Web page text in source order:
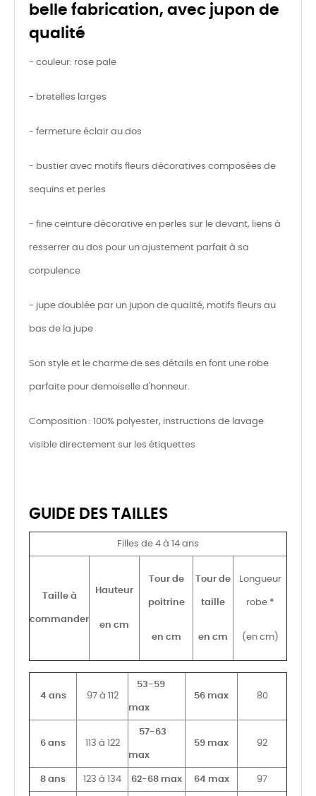
belle fabrication, avec jupon de
qualité
- couleur: rose pale
- bretelles larges
- fermeture éclair au dos
- bustier avec motifs fleurs décoratives composées de
sequins et perles
- fine ceinture décorative en perles sur le devant, liens à
resserrer au dos pour un ajustement parfait à sa
corpulence
- jupe doublée par un jupon de qualité, motifs fleurs au
bas de la jupe
Son style et le charme de ses détails en font une robe
parfaite pour demoiselle d'honneur.
Composition : 100% polyester, instructions de lavage
visible directement sur les étiquettes
GUIDE DES TAILLES
Filles de 4 à 14 ans
Taille à
commander
Hauteur
en cm
Tour de
poitrine
en cm
Tour de
taille
en cm
Longueur
robe *
(en cm)
4 ans 97 à 112
53-59
max
56 max 80
6 ans 113 à 122
57-63
max
59 max 92
8 ans 123 à 134 62-68 max 64 max 97